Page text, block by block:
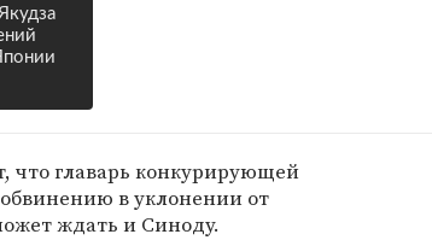
что главарь конкурирующей
в уклонении от
ждать и Синоду.